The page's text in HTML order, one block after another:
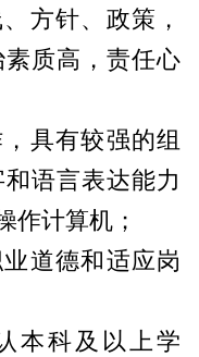
方针、政策，
质高，责任心
具有较强的组
语言表达能力
作计算机；
道德和适应岗
本科及以上学